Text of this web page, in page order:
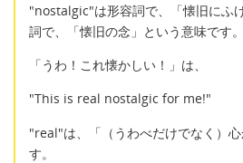
"nostalgic"は形容詞で、「懐旧にふ
詞で、「懐旧の念」という意味です。
「うわ！これ懐かしい！」は、
"This is real nostalgic for me!"
"real"は、「（うわべだけでなく）
す。